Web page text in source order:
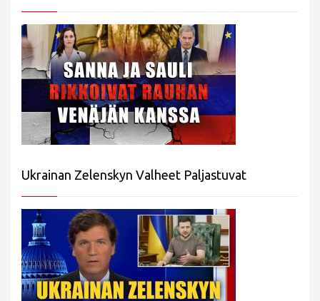
Ukrainan Zelenskyn Valheet Paljastuvat